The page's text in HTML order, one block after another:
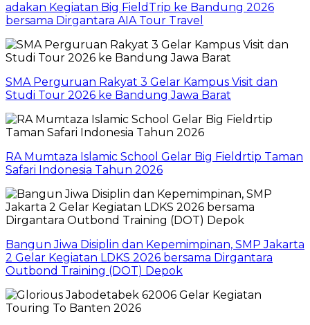
adakan Kegiatan Big FieldTrip ke Bandung 2026
bersama Dirgantara AIA Tour Travel
SMA Perguruan Rakyat 3 Gelar Kampus Visit dan
Studi Tour 2026 ke Bandung Jawa Barat
RA Mumtaza Islamic School Gelar Big Fieldrtip Taman
Safari Indonesia Tahun 2026
Bangun Jiwa Disiplin dan Kepemimpinan, SMP Jakarta
2 Gelar Kegiatan LDKS 2026 bersama Dirgantara
Outbond Training (DOT) Depok